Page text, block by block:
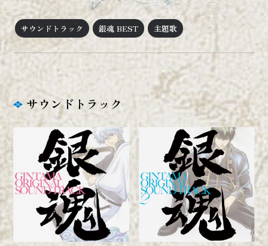
銀魂． 銀魂゜
銀魂' 延長戦 銀魂'
シーズン 其ノ四 シーズン 其ノ参
シーズン 其ノ弐 シーズン 其ノ壱
3年Z組銀八先生
劇場版＆オンシアター2D
劇場映画 オンシアター2D
サウンドトラック 銀魂 BEST 主題歌
サウンドトラック